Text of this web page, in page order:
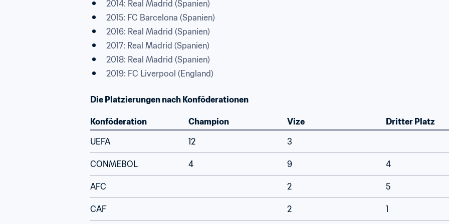
2014: Real Madrid (Spanien)
2015: FC Barcelona (Spanien)
2016: Real Madrid (Spanien)
2017: Real Madrid (Spanien)
2018: Real Madrid (Spanien)
2019: FC Liverpool (England)
Die Platzierungen nach Konföderationen
Konföderation Champion Vize Dritter Platz
UEFA
12 3
CONMEBOL 4 9 4
AFC 2 5
CAF 2 1